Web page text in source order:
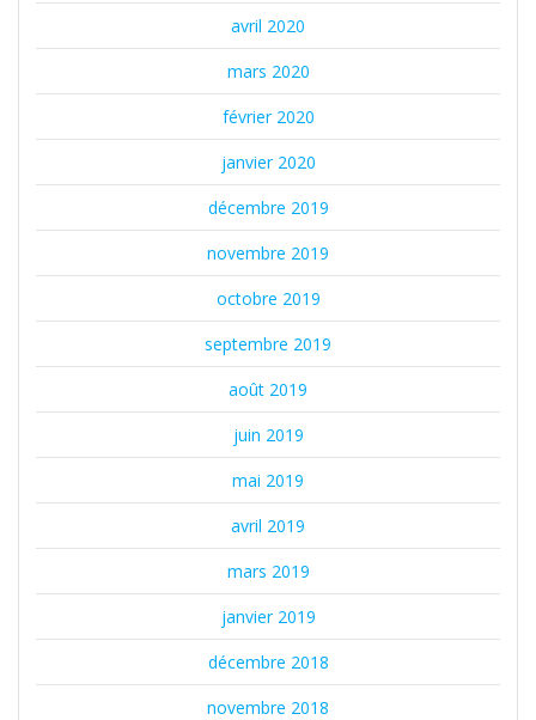
avril 2020
mars 2020
février 2020
janvier 2020
décembre 2019
novembre 2019
octobre 2019
septembre 2019
août 2019
juin 2019
mai 2019
avril 2019
mars 2019
janvier 2019
décembre 2018
novembre 2018